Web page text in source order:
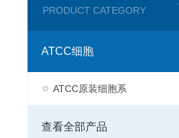
PRODUCT CATEGORY
ATCC细胞
ATCC原装细胞系
查看全部产品